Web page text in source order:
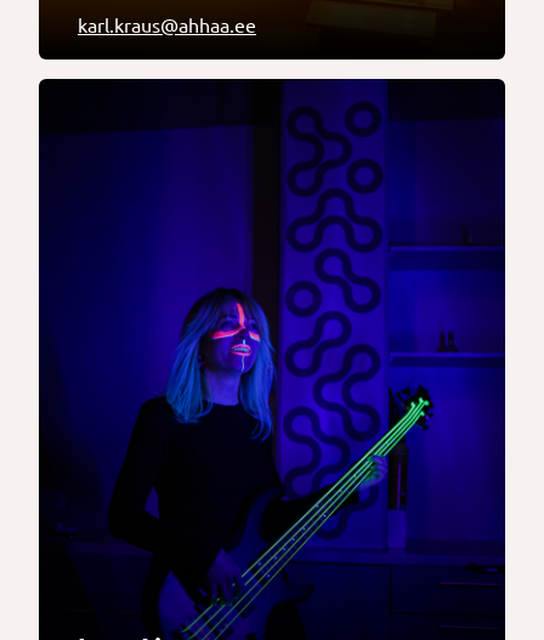
karl.kraus@ahhaa.ee